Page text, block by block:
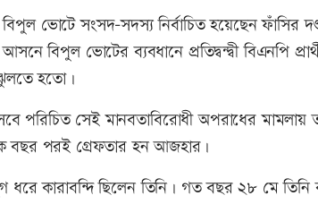
বিপুল ভোটে সংসদ-সদস্য নির্বাচিত হয়েছেন ফাঁসির
বিপুল ভোটের ব্যবধানে প্রতিদ্বন্দ্বী বিএনপি
হতো।
পরিচিত সেই মানবতাবিরোধী অপরাধের
বছর পরই গ্রেফতার হন আজহার।
কারাবন্দি ছিলেন তিনি। গত বছর ২৮ মে তিনি